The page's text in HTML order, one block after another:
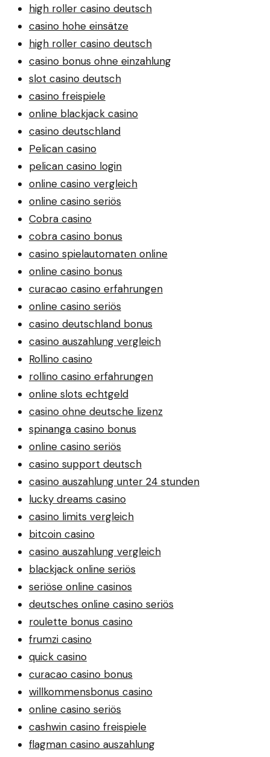
high roller casino deutsch
casino hohe einsätze
high roller casino deutsch
casino bonus ohne einzahlung
slot casino deutsch
casino freispiele
online blackjack casino
casino deutschland
Pelican casino
pelican casino login
online casino vergleich
online casino seriös
Cobra casino
cobra casino bonus
casino spielautomaten online
online casino bonus
curacao casino erfahrungen
online casino seriös
casino deutschland bonus
casino auszahlung vergleich
Rollino casino
rollino casino erfahrungen
online slots echtgeld
casino ohne deutsche lizenz
spinanga casino bonus
online casino seriös
casino support deutsch
casino auszahlung unter 24 stunden
lucky dreams casino
casino limits vergleich
bitcoin casino
casino auszahlung vergleich
blackjack online seriös
seriöse online casinos
deutsches online casino seriös
roulette bonus casino
frumzi casino
quick casino
curacao casino bonus
willkommensbonus casino
online casino seriös
cashwin casino freispiele
flagman casino auszahlung